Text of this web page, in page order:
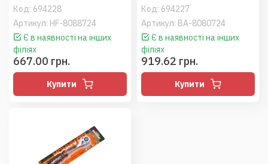
Код: 694228
Артикул: HF-8088724
Є в наявності на інших
філіях
667.00 грн.
Купити
Код: 694227
Артикул: BA-8080724
Є в наявності на інших
філіях
919.62 грн.
Купити